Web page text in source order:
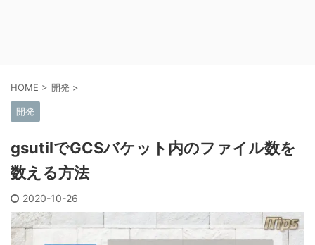
HOME > 開発 >
開発
gsutilでGCSバケット内のファイル数を
数える方法
2020-10-26